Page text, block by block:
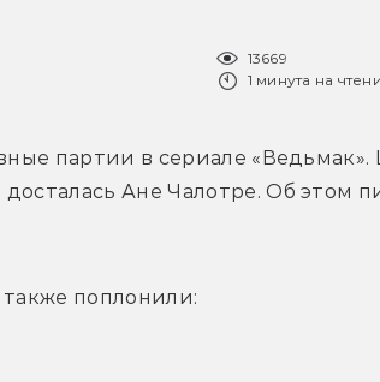
13669
1 минута на
партии в сериале
Ане Чалотре. Об этом
также поплонили: